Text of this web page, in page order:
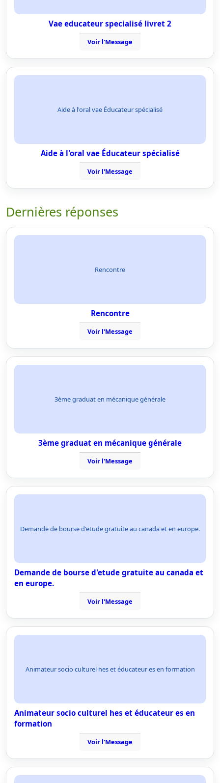
Vae educateur specialisé livret 2
Voir l'Message
Aide à l'oral vae Éducateur spécialisé
Aide à l'oral vae Éducateur spécialisé
Voir l'Message
Dernières réponses
Rencontre
Rencontre
Voir l'Message
3ème graduat en mécanique générale
3ème graduat en mécanique générale
Voir l'Message
Demande de bourse d'etude gratuite au canada et en europe.
Demande de bourse d'etude gratuite au canada et
en europe.
Voir l'Message
Animateur socio culturel hes et éducateur es en formation
Animateur socio culturel hes et éducateur es en
formation
Voir l'Message